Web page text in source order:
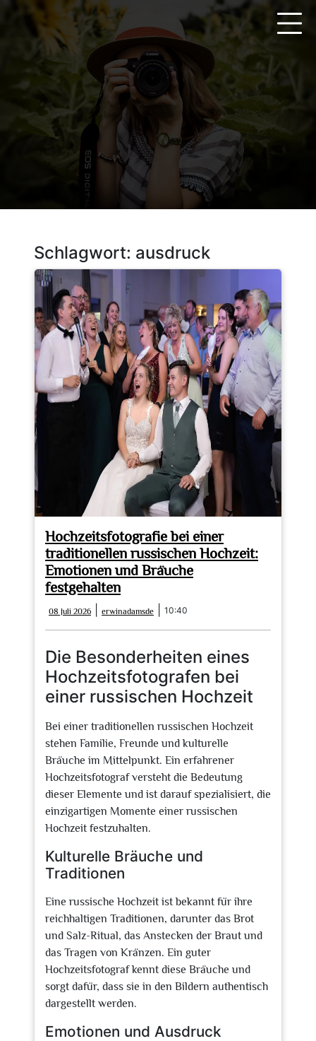
springen
Schlagwort: ausdruck
Hochzeitsfotografie bei einer
traditionellen russischen Hochzeit:
Emotionen und Bräuche
festgehalten
08 Juli 2026
Juli
2026
erwinadamsde erwinadamsde
10:40
Die Besonderheiten eines
Hochzeitsfotografen bei
einer russischen Hochzeit
Bei einer traditionellen russischen Hochzeit
stehen Familie, Freunde und kulturelle
Bräuche im Mittelpunkt. Ein erfahrener
Hochzeitsfotograf versteht die Bedeutung
dieser Elemente und ist darauf spezialisiert, die
einzigartigen Momente einer russischen
Hochzeit festzuhalten.
Kulturelle Bräuche und
Traditionen
Eine russische Hochzeit ist bekannt für ihre
reichhaltigen Traditionen, darunter das Brot
und Salz-Ritual, das Anstecken der Braut und
das Tragen von Kränzen. Ein guter
Hochzeitsfotograf kennt diese Bräuche und
sorgt dafür, dass sie in den Bildern authentisch
dargestellt werden.
Emotionen und Ausdruck